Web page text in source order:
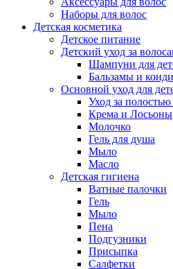
Наборы для волос
Детская косметика
Детское питание
Детский уход за
Шампуни для
Бальзамы и
Основной уход для
Уход за полостью
Крема и Лосьоны
Молочко
Гель для душа
Мыло
Масло
Детская гигиена
Ватные палочки
Гель
Мыло
Пена
Подгузники
Присыпка
Салфетки